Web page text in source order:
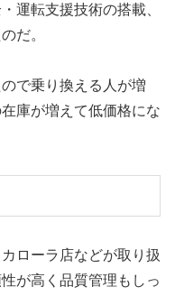
運転支援技術の搭載、
だ。
で乗り換える人が増
庫が増えて低価格にな
ローラ店などが取り扱
が高く品質管理もしっ